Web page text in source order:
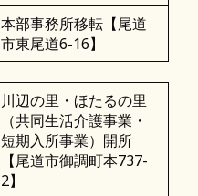
本部事務所移転【尾道
市東尾道6-16】
川辺の里・ほたるの里
（共同生活介護事業・
短期入所事業）開所
【尾道市御調町本737-
2】